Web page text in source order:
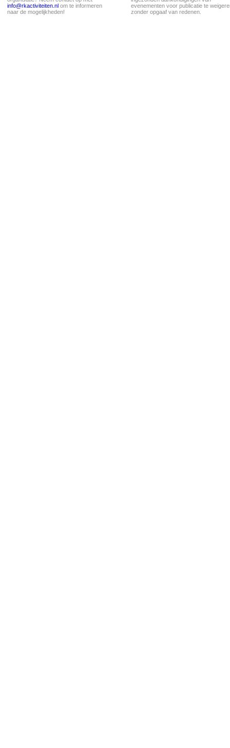
info@rkactiviteiten.nl om te informeren
naar de mogelijkheden!
evenementen voor publicatie te
zonder opgaaf van redenen.